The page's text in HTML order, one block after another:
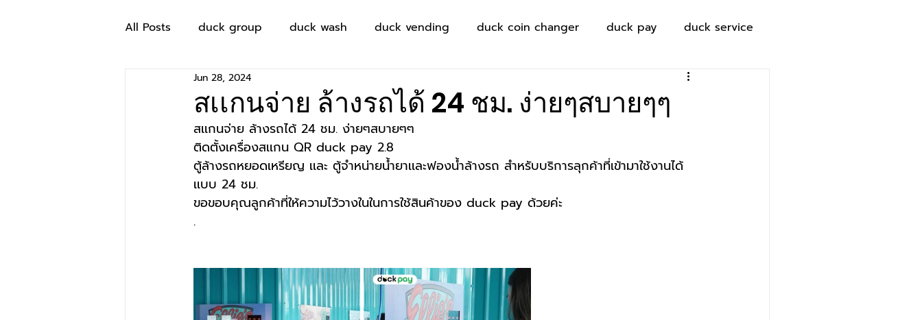
All Posts duck group duck wash duck vending duck coin changer duck pay duck service
สเเกนจ่าย ล้างรถได้ 24 ชม. ง่ายๆสบายๆๆ
Jun 28, 2024
สเเกนจ่าย ล้างรถได้ 24 ชม. ง่ายๆสบายๆๆ
ติดตั้งเครื่องสเเกน QR duck pay 2.8
ตู้ล้างรถหยอดเหรียญ เเละ ตู้จำหน่ายน้ำยาเเละฟองน้ำล้างรถ สำหรับบริการลุกค้าที่เข้ามาใช้งานได้
เเบบ 24 ชม.
ขอขอบคุณลูกค้าที่ให้ความไว้วางในในการใช้สินค้าของ duck pay ด้วยค่ะ
.